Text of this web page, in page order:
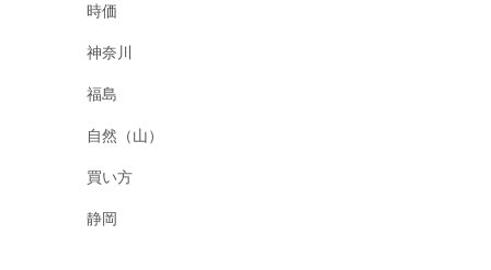
時価
神奈川
福島
自然（山）
買い方
静岡